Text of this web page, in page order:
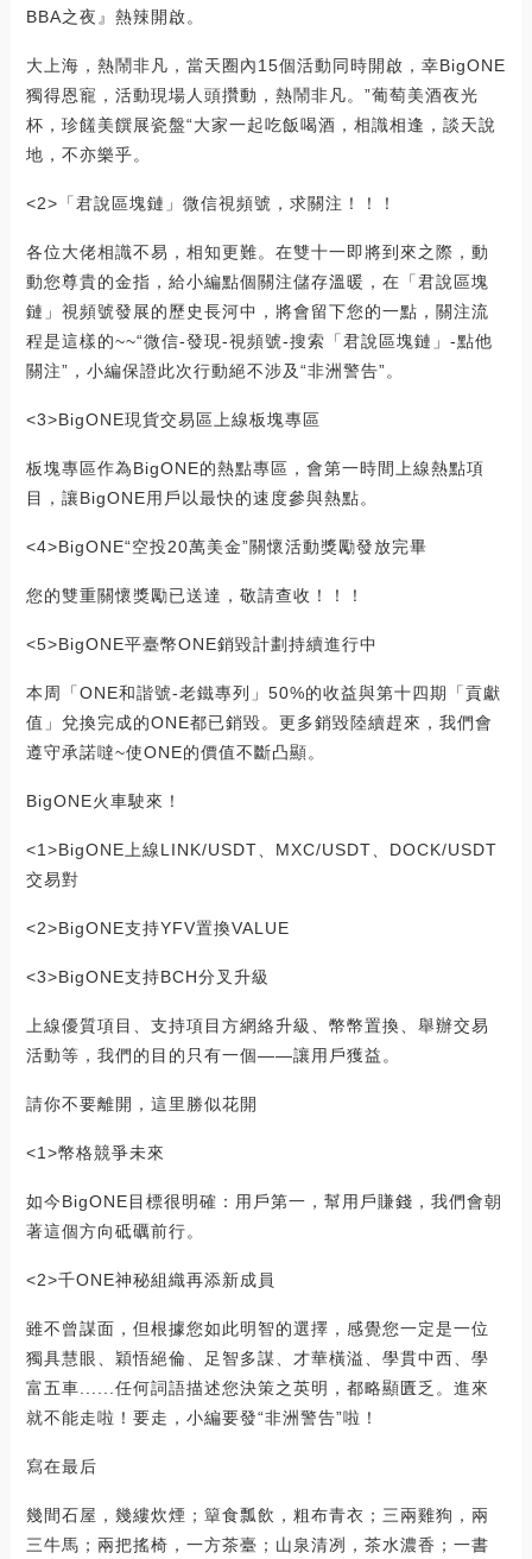
BBA之夜』熱辣開啟。
大上海，熱鬧非凡，當天圈內15個活動同時開啟，幸BigONE
獨得恩寵，活動現場人頭攢動，熱鬧非凡。”葡萄美酒夜光
杯，珍饈美饌展瓷盤“大家一起吃飯喝酒，相識相逢，談天說
地，不亦樂乎。
<2>「君說區塊鏈」微信視頻號，求關注！！！
各位大佬相識不易，相知更難。在雙十一即將到來之際，動
動您尊貴的金指，給小編點個關注儲存溫暖，在「君說區塊
鏈」視頻號發展的歷史長河中，將會留下您的一點，關注流
程是這樣的~~“微信-發現-視頻號-搜索「君說區塊鏈」-點他
關注”，小編保證此次行動絕不涉及“非洲警告”。
<3>BigONE現貨交易區上線板塊專區
板塊專區作為BigONE的熱點專區，會第一時間上線熱點項
目，讓BigONE用戶以最快的速度參與熱點。
<4>BigONE“空投20萬美金”關懷活動獎勵發放完畢
您的雙重關懷獎勵已送達，敬請查收！！！
<5>BigONE平臺幣ONE銷毀計劃持續進行中
本周「ONE和諧號-老鐵專列」50%的收益與第十四期「貢獻
值」兌換完成的ONE都已銷毀。更多銷毀陸續趕來，我們會
遵守承諾噠~使ONE的價值不斷凸顯。
BigONE火車駛來！
<1>BigONE上線LINK/USDT、MXC/USDT、DOCK/USDT
交易對
<2>BigONE支持YFV置換VALUE
<3>BigONE支持BCH分叉升級
上線優質項目、支持項目方網絡升級、幣幣置換、舉辦交易
活動等，我們的目的只有一個——讓用戶獲益。
請你不要離開，這里勝似花開
<1>幣格競爭未來
如今BigONE目標很明確：用戶第一，幫用戶賺錢，我們會朝
著這個方向砥礪前行。
<2>千ONE神秘組織再添新成員
雖不曾謀面，但根據您如此明智的選擇，感覺您一定是一位
獨具慧眼、穎悟絕倫、足智多謀、才華橫溢、學貫中西、學
富五車......任何詞語描述您決策之英明，都略顯匱乏。進來
就不能走啦！要走，小編要發“非洲警告”啦！
寫在最后
幾間石屋，幾縷炊煙；簞食瓢飲，粗布青衣；三兩雞狗，兩
三牛馬；兩把搖椅，一方茶臺；山泉清冽，茶水濃香；一書